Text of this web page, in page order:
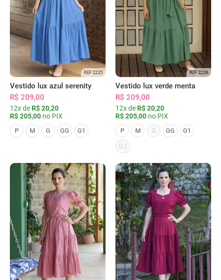
REF 2235
Vestido lux azul serenity
R$ 209,00
12x de R$ 20,20
R$ 205,00 no PIX
P M G GG G1
REF 2236
Vestido lux verde menta
R$ 209,00
12x de R$ 20,20
R$ 205,00 no PIX
P M G GG G1
G2